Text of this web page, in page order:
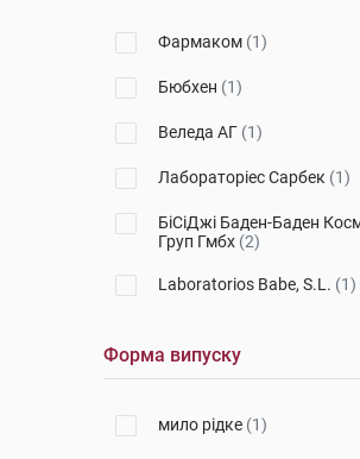
Фармаком (1)
Бюбхен (1)
Веледа АГ (1)
Лабораторіес Сарбек (1)
БіСіДжі Баден-Баден
Груп Гмбх (2)
Laboratorios Babe, S.L. (1)
Форма випуску
мило рідке (1)